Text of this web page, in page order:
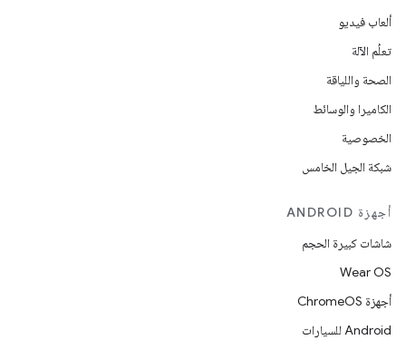
ألعاب فيديو
تعلُم الآلة
الصحة واللياقة
الكاميرا والوسائط
الخصوصية
شبكة الجيل الخامس
أجهزة ANDROID
شاشات كبيرة الحجم
Wear OS
أجهزة ChromeOS
Android للسيارات